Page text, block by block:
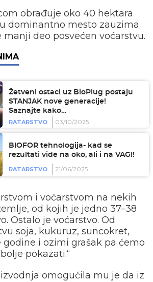
obrađuje oko 40 hektara
dominantno mesto zauzima
manji deo posvećen voćarstvu.
Žetveni ostaci uz BioPlug postaju
STANJAK nove generacije!
Saznajte kako…
RATARSTVO
03/10/2025
BIOFOR tehnologija- kad se
rezultati vide na oko, ali i na VAGI!
RATARSTVO 21/06/2025
i voćarstvom na nekih
od kojih je jedno 37–38
Ostalo je voćarstvo. Od
soja, kukuruz, suncokret,
godine i ozimi grašak pa ćemo
pokazati.“
omogućila mu je da iz